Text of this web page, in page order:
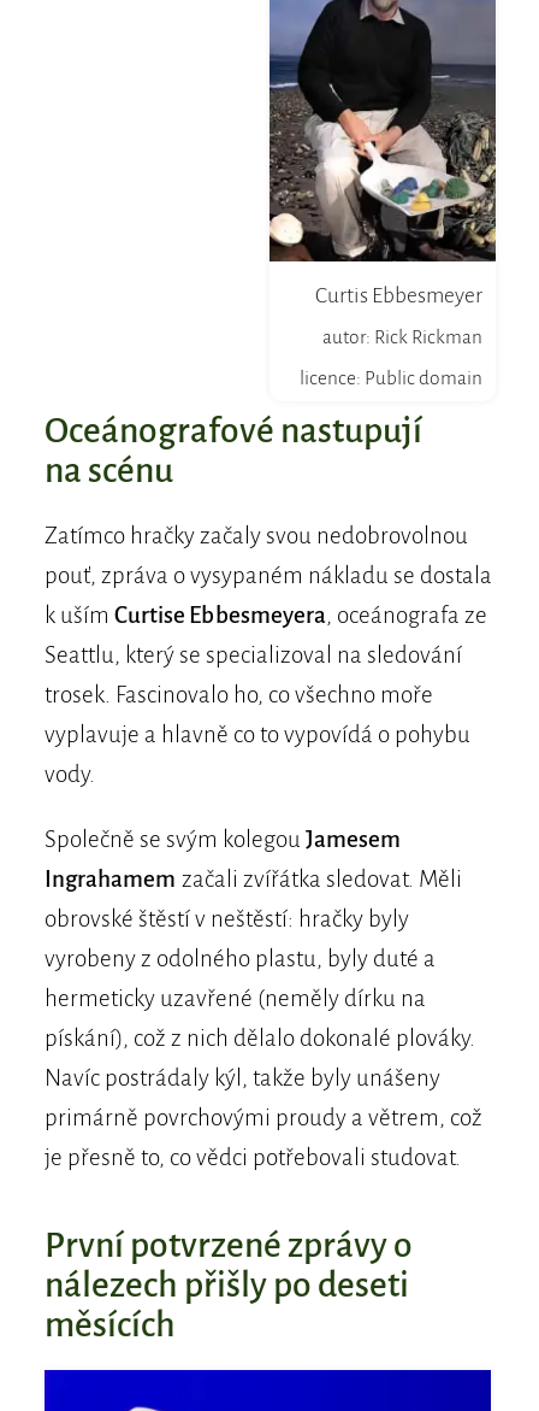
Curtis Ebbesmeyer
autor: Rick Rickman
licence: Public domain
Oceánografové nastupují
na scénu
Zatímco hračky začaly svou nedobrovolnou
pouť, zpráva o vysypaném nákladu se dostala
k uším Curtise Ebbesmeyera, oceánografa ze
Seattlu, který se specializoval na sledování
trosek. Fascinovalo ho, co všechno moře
vyplavuje a hlavně co to vypovídá o pohybu
vody.
Společně se svým kolegou Jamesem
Ingrahamem začali zvířátka sledovat. Měli
obrovské štěstí v neštěstí: hračky byly
vyrobeny z odolného plastu, byly duté a
hermeticky uzavřené (neměly dírku na
pískání), což z nich dělalo dokonalé plováky.
Navíc postrádaly kýl, takže byly unášeny
primárně povrchovými proudy a větrem, což
je přesně to, co vědci potřebovali studovat.
První potvrzené zprávy o
nálezech přišly po deseti
měsících